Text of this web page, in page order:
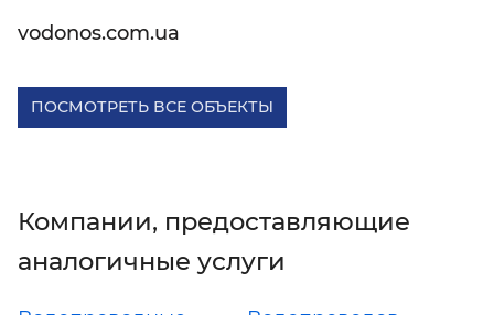
vodonos.com.ua
ПОСМОТРЕТЬ ВСЕ ОБЪЕКТЫ
Компании, предоставляющие
аналогичные услуги